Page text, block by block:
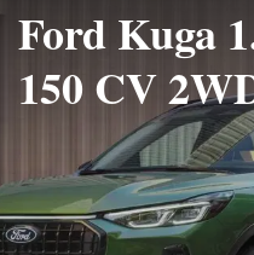
Ford Kuga
150 CV